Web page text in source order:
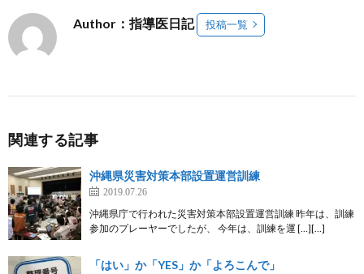
Author：指導医日記 投稿一覧
関連する記事
沖縄県災害対策本部設置運営訓練
2019.07.26
沖縄県庁で行われた災害対策本部設置運営訓練 昨年は、訓練
参加のプレーヤーでしたが、 今年は、訓練を運 […][…]
「はい」か「YES」か「よろこんで」